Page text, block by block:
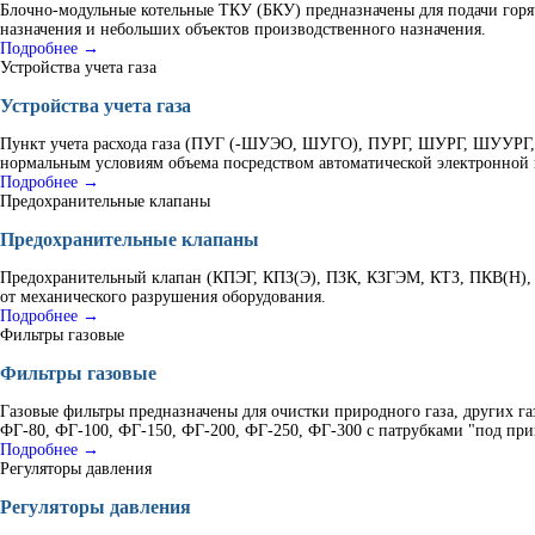
Блочно-модульные котельные ТКУ (БКУ) предназначены для подачи
назначения и небольших объектов производственного назначения.
Подробнее →
Устройства учета газа
Устройства учета газа
Пункт учета расхода газа (ПУГ (-ШУЭО, ШУГО), ПУРГ, ШУРГ, ШУУРГ,
нормальным условиям объема посредством автоматической электронной
Подробнее →
Предохранительные клапаны
Предохранительные клапаны
Предохранительный клапан (КПЭГ, КПЗ(Э), ПЗК, КЗГЭМ, КТЗ, ПКВ(Н),
от механического разрушения оборудования.
Подробнее →
Фильтры газовые
Фильтры газовые
Газовые фильтры предназначены для очистки природного газа, других
ФГ-80, ФГ-100, ФГ-150, ФГ-200, ФГ-250, ФГ-300 с патрубками "под
Подробнее →
Регуляторы давления
Регуляторы давления